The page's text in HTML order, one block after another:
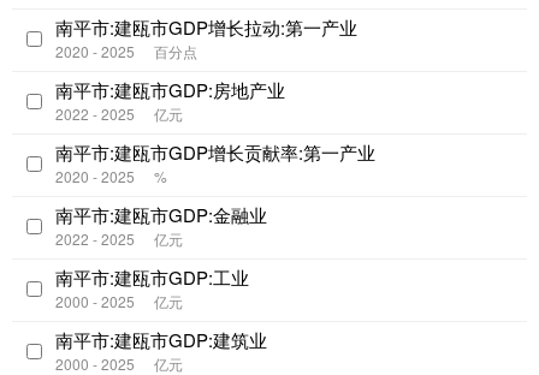
南平市:建瓯市GDP增长拉动:第一产业
2020 - 2025 百分点
南平市:建瓯市GDP:房地产业
2022 - 2025 亿元
南平市:建瓯市GDP增长贡献率:第一产业
2020 - 2025 %
南平市:建瓯市GDP:金融业
2022 - 2025 亿元
南平市:建瓯市GDP:工业
2000 - 2025 亿元
南平市:建瓯市GDP:建筑业
2000 - 2025 亿元